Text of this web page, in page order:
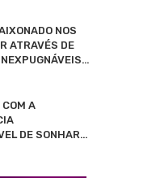
NOS
ATRAVÉS DE
A
DE SONHAR…